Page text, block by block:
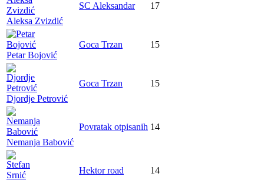
Aleksa Zvizdić
SC Aleksandar 17
Petar Bojović
Goca Trzan 15
Djordje Petrović
Goca Trzan 15
Nemanja Babović
Povratak otpisanih 14
Hektor road 14